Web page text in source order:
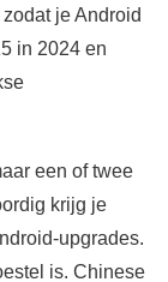
je Android
in 2024 en
een of twee
krijg je
upgrades.
is. Chinese